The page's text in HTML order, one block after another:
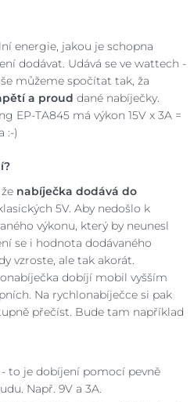
energie, jakou je schopna
dodávat. Udává se ve wattech -
můžeme spočítat tak, ža
a proud dané nabíječky.
EP-TA845 má výkon 15V x 3A =
:-)
nabíječka dodává do
5V. Aby nedošlo k
výkonu, který by neunesl
se i hodnota dodávaného
vzroste, ale tak akorát.
dobíjí mobil vyšším
Na rychlonabíječce si pak
přečíst. Bude tam například
to je dobíjení pomocí pevně
Např. 9V a 3A.